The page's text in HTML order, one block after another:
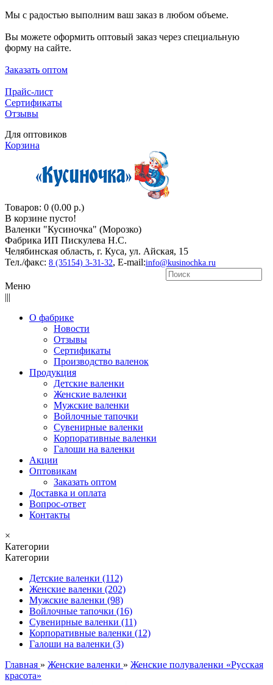
Мы с радостью выполним ваш заказ в любом объеме.
Вы можете оформить оптовый заказ через специальную
форму на сайте.
Заказать оптом
Прайс-лист
Сертификаты
Отзывы
Для оптовиков
Корзина
Товаров: 0 (0.00 р.)
В корзине пусто!
Валенки "Кусиночкa" (Морозко)
Фабрика ИП Пискулева Н.С.
Челябинская область, г. Куса, ул. Айская, 15
Тел./факс: 8 (35154) 3-31-32, E-mail:info@kusinochka.ru
Меню
|||
О фабрике
Новости
Отзывы
Сертификаты
Производство валенок
Продукция
Детские валенки
Женские валенки
Мужские валенки
Войлочные тапочки
Сувенирные валенки
Корпоративные валенки
Галоши на валенки
Акции
Оптовикам
Заказать оптом
Доставка и оплата
Вопрос-ответ
Контакты
×
Категории
Категории
Детские валенки (112)
Женские валенки (202)
Мужские валенки (98)
Войлочные тапочки (16)
Сувенирные валенки (11)
Корпоративные валенки (12)
Галоши на валенки (3)
Главная » Женские валенки » Женские полуваленки «Русская
красота»